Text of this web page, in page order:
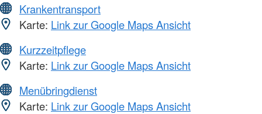
Krankentransport
Karte: Link zur Google Maps Ansicht
Kurzzeitpflege
Karte: Link zur Google Maps Ansicht
Menübringdienst
Karte: Link zur Google Maps Ansicht